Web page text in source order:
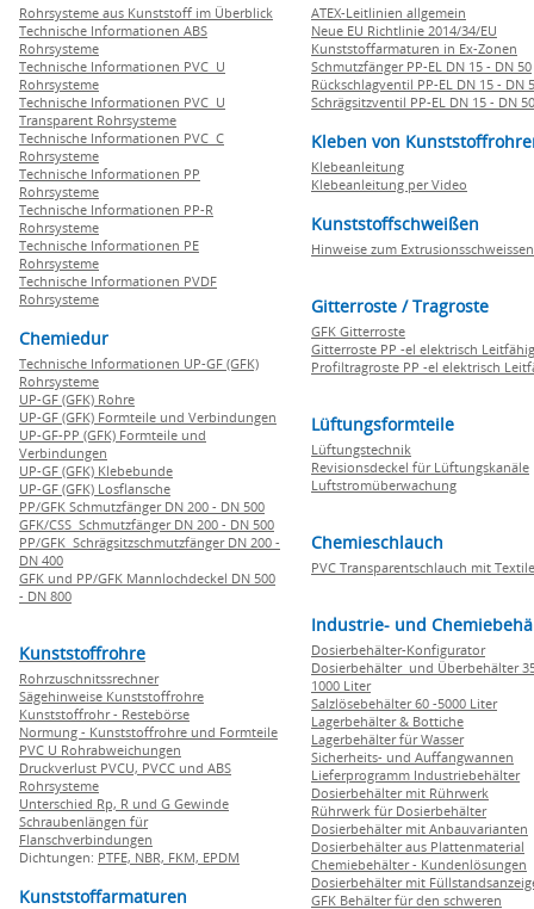
Rohrsysteme aus Kunststoff im Überblick
Technische Informationen ABS
Rohrsysteme
Technische Informationen PVC U
Rohrsysteme
Technische Informationen PVC U
Transparent Rohrsysteme
Technische Informationen PVC C
Rohrsysteme
Technische Informationen PP
Rohrsysteme
Technische Informationen PP-R
Rohrsysteme
Technische Informationen PE
Rohrsysteme
Technische Informationen PVDF
Rohrsysteme
Chemiedur
Technische Informationen UP-GF (GFK)
Rohrsysteme
UP-GF (GFK) Rohre
UP-GF (GFK) Formteile und Verbindungen
UP-GF-PP (GFK) Formteile und
Verbindungen
UP-GF (GFK) Klebebunde
UP-GF (GFK) Losflansche
PP/GFK Schmutzfänger DN 200 - DN 500
GFK/CSS Schmutzfänger DN 200 - DN 500
PP/GFK Schrägsitzschmutzfänger DN 200 -
DN 400
GFK und PP/GFK Mannlochdeckel DN 500
- DN 800
Kunststoffrohre
Rohrzuschnitssrechner
Sägehinweise Kunststoffrohre
Kunststoffrohr - Restebörse
Normung - Kunststoffrohre und Formteile
PVC U Rohrabweichungen
Druckverlust PVCU, PVCC und ABS
Rohrsysteme
Unterschied Rp, R und G Gewinde
Schraubenlängen für
Flanschverbindungen
Dichtungen: PTFE, NBR, FKM, EPDM
Kunststoffarmaturen
ATEX-Leitlinien allgemein
Neue EU Richtlinie 2014/34/EU
Kunststoffarmaturen in Ex-Zonen
Schmutzfänger PP-EL DN 15 - DN 50
Rückschlagventil PP-EL DN 15 - DN
Schrägsitzventil PP-EL DN 15 - DN 50
Kleben von
Klebeanleitung
Klebeanleitung per Video
Kunststoffschweißen
Hinweise zum Extrusionsschweissen
Gitterroste / Tragroste
GFK Gitterroste
Gitterroste PP -el elektrisch Leitfähig
Profiltragroste PP -el elektrisch
Lüftungsformteile
Lüftungstechnik
Revisionsdeckel für Lüftungskanäle
Luftstromüberwachung
Chemieschlauch
PVC Transparentschlauch mit
Industrie- und
Dosierbehälter-Konfigurator
Dosierbehälter und Überbehälter
1000 Liter
Salzlösebehälter 60 -5000 Liter
Lagerbehälter & Bottiche
Lagerbehälter für Wasser
Sicherheits- und Auffangwannen
Lieferprogramm Industriebehälter
Dosierbehälter mit Rührwerk
Rührwerk für Dosierbehälter
Dosierbehälter mit Anbauvarianten
Dosierbehälter aus Plattenmaterial
Chemiebehälter - Kundenlösungen
Dosierbehälter mit
GFK Behälter für den schweren